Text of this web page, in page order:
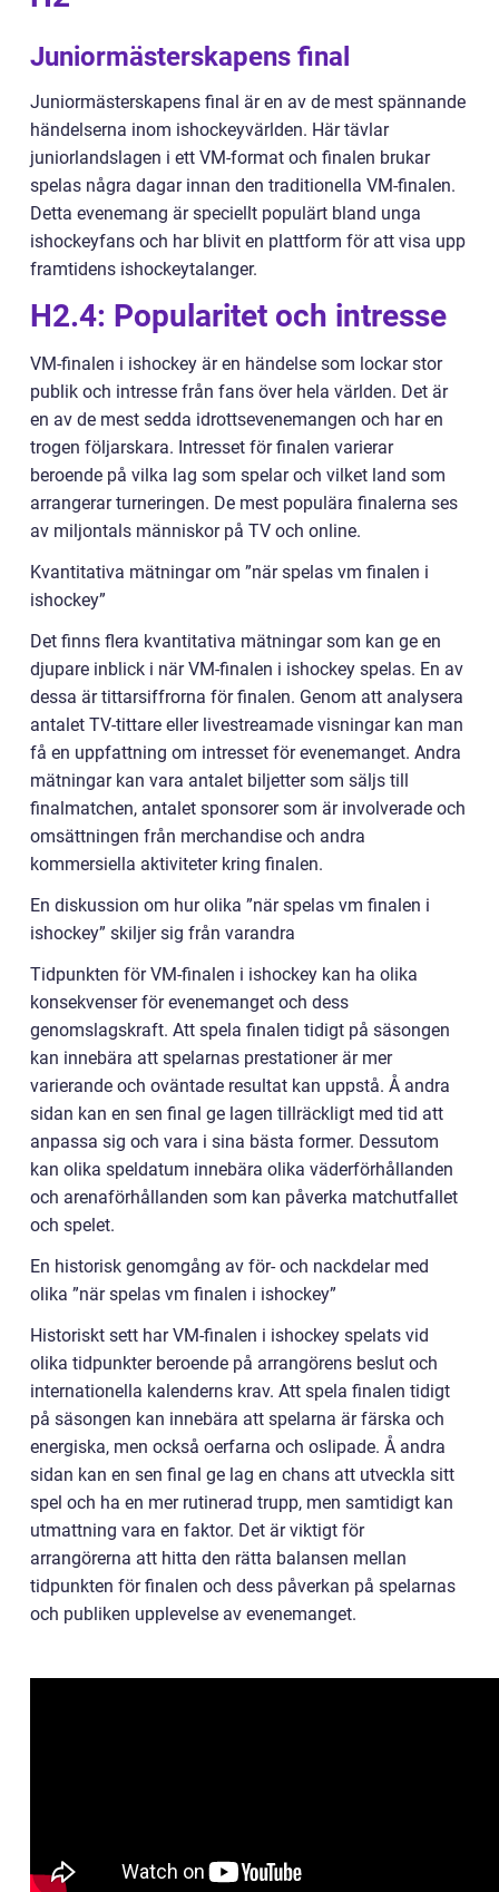
Juniormästerskapens final
Juniormästerskapens final är en av de mest spännande
händelserna inom ishockeyvärlden. Här tävlar
juniorlandslagen i ett VM-format och finalen brukar
spelas några dagar innan den traditionella VM-finalen.
Detta evenemang är speciellt populärt bland unga
ishockeyfans och har blivit en plattform för att visa upp
framtidens ishockeytalanger.
H2.4: Popularitet och intresse
VM-finalen i ishockey är en händelse som lockar stor
publik och intresse från fans över hela världen. Det är
en av de mest sedda idrottsevenemangen och har en
trogen följarskara. Intresset för finalen varierar
beroende på vilka lag som spelar och vilket land som
arrangerar turneringen. De mest populära finalerna ses
av miljontals människor på TV och online.
Kvantitativa mätningar om ”när spelas vm finalen i
ishockey”
Det finns flera kvantitativa mätningar som kan ge en
djupare inblick i när VM-finalen i ishockey spelas. En av
dessa är tittarsiffrorna för finalen. Genom att analysera
antalet TV-tittare eller livestreamade visningar kan man
få en uppfattning om intresset för evenemanget. Andra
mätningar kan vara antalet biljetter som säljs till
finalmatchen, antalet sponsorer som är involverade och
omsättningen från merchandise och andra
kommersiella aktiviteter kring finalen.
En diskussion om hur olika ”när spelas vm finalen i
ishockey” skiljer sig från varandra
Tidpunkten för VM-finalen i ishockey kan ha olika
konsekvenser för evenemanget och dess
genomslagskraft. Att spela finalen tidigt på säsongen
kan innebära att spelarnas prestationer är mer
varierande och oväntade resultat kan uppstå. Å andra
sidan kan en sen final ge lagen tillräckligt med tid att
anpassa sig och vara i sina bästa former. Dessutom
kan olika speldatum innebära olika väderförhållanden
och arenaförhållanden som kan påverka matchutfallet
och spelet.
En historisk genomgång av för- och nackdelar med
olika ”när spelas vm finalen i ishockey”
Historiskt sett har VM-finalen i ishockey spelats vid
olika tidpunkter beroende på arrangörens beslut och
internationella kalenderns krav. Att spela finalen tidigt
på säsongen kan innebära att spelarna är färska och
energiska, men också oerfarna och oslipade. Å andra
sidan kan en sen final ge lag en chans att utveckla sitt
spel och ha en mer rutinerad trupp, men samtidigt kan
utmattning vara en faktor. Det är viktigt för
arrangörerna att hitta den rätta balansen mellan
tidpunkten för finalen och dess påverkan på spelarnas
och publiken upplevelse av evenemanget.